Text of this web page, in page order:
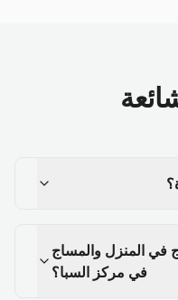
في المنزل والمساج
في مركز السبا؟